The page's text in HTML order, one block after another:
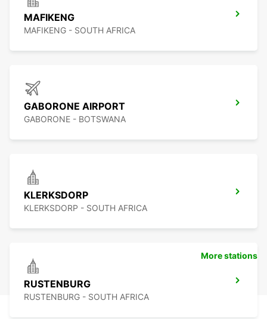
MAFIKENG
MAFIKENG - SOUTH AFRICA
GABORONE AIRPORT
GABORONE - BOTSWANA
KLERKSDORP
KLERKSDORP - SOUTH AFRICA
RUSTENBURG
RUSTENBURG - SOUTH AFRICA
More stations